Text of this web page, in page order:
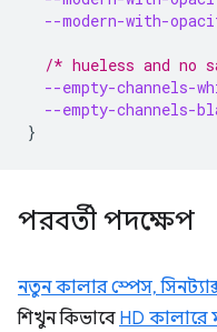
--modern-with-
/* hueless and no
--empty-channels-
--empty-channels-
}
পরবর্তী পদক্ষেপ
নতুন কালার স্পেস,
শিখুন কিভাবে HD কালারে